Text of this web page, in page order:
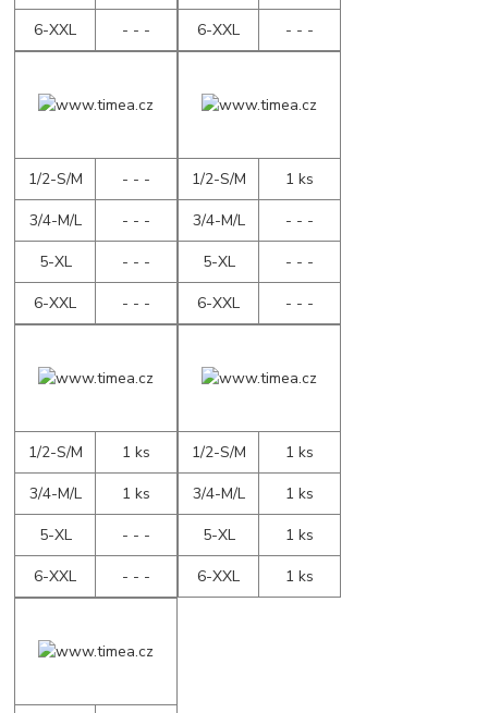
6-XXL
- - -
6-XXL
- - -
1/2-S/M
- - -
3/4-M/L
- - -
5-XL
- - -
6-XXL
- - -
1/2-S/M
1 ks
3/4-M/L
- - -
5-XL
- - -
6-XXL
- - -
1/2-S/M
1 ks
3/4-M/L
1 ks
5-XL
- - -
6-XXL
- - -
1/2-S/M
1 ks
3/4-M/L
1 ks
5-XL
1 ks
6-XXL
1 ks